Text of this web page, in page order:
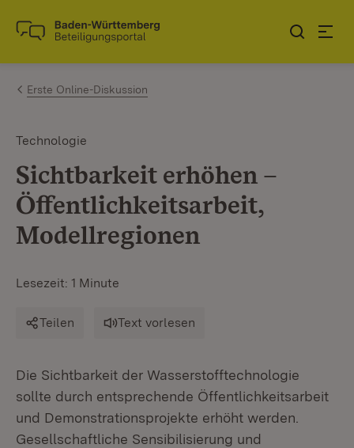
Zum Inhalt springen
Link zur Startseite
Erste Online-Diskussion
Technologie
Sichtbarkeit erhöhen –
Öffentlichkeitsarbeit,
Modellregionen
Lesezeit: 1 Minute
Teilen Text vorlesen
Die Sichtbarkeit der Wasserstofftechnologie
sollte durch entsprechende Öffentlichkeitsarbeit
und Demonstrationsprojekte erhöht werden.
Gesellschaftliche Sensibilisierung und